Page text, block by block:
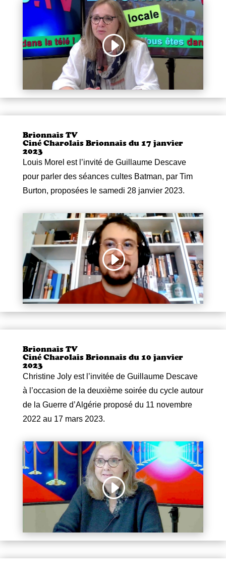
Brionnais TV
Ciné Charolais Brionnais du 17 janvier
2023
Louis Morel est l’invité de Guillaume Descave
pour parler des séances cultes Batman, par Tim
Burton, proposées le samedi 28 janvier 2023.
Brionnais TV
Ciné Charolais Brionnais du 10 janvier
2023
Christine Joly est l’invitée de Guillaume Descave
à l’occasion de la deuxième soirée du cycle autour
de la Guerre d’Algérie proposé du 11 novembre
2022 au 17 mars 2023.